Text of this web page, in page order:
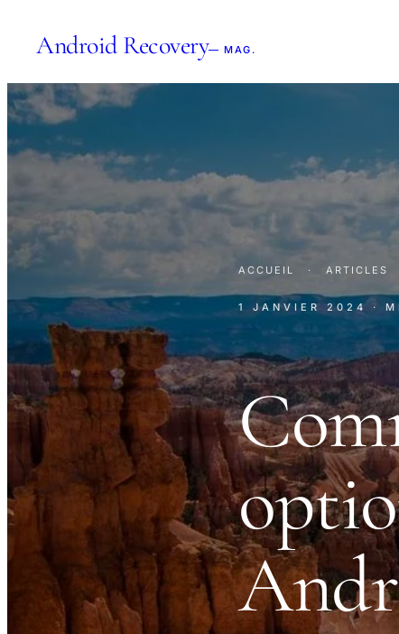
Android Recovery— MAG.
ACCUEIL · ARTICLES
1 JANVIER 2024 ·